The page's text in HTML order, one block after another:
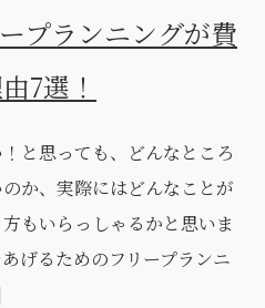
プランニングが費
7選！
と思っても、どんなところ
か、実際にはどんなことが
もいらっしゃるかと思いま
げるためのフリープランニ